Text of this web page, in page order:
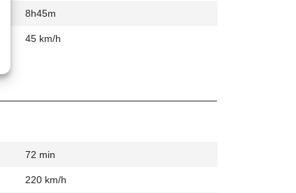
8h45m
45 km/h
72 min
220 km/h